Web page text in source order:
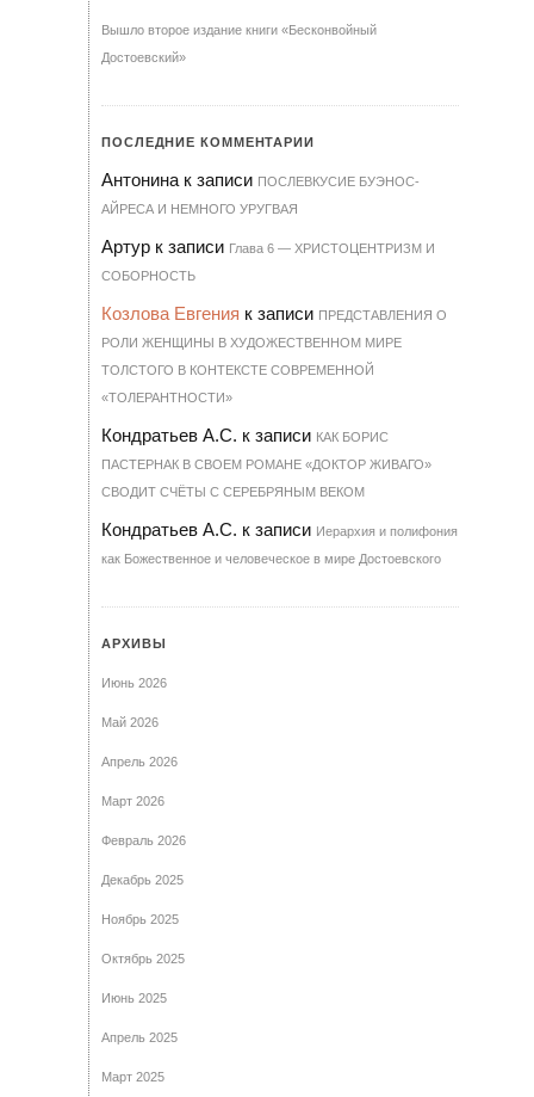
Вышло второе издание книги «Бесконвойный
Достоевский»
ПОСЛЕДНИЕ КОММЕНТАРИИ
Антонинак записи ПОСЛЕВКУСИЕ БУЭНОС-
АЙРЕСА И НЕМНОГО УРУГВАЯ
Артур к записи Гла­ва 6 — ХРИ­С­ТО­ЦЕН­Т­РИЗМ И
СО­БОР­НОСТЬ
Козлова Евгения к записи ПРЕДСТАВЛЕНИЯ О
РОЛИ ЖЕНЩИНЫ В ХУДОЖЕСТВЕННОМ МИРЕ
ТОЛСТОГО В КОНТЕКСТЕ СОВРЕМЕННОЙ
«ТОЛЕРАНТНОСТИ»
Кондратьев А.С. к записи КАК БОРИС
ПАСТЕРНАК В СВОЕМ РОМАНЕ «ДОКТОР ЖИВАГО»
СВОДИТ СЧЁТЫ С СЕРЕБРЯНЫМ ВЕКОМ
Кондратьев А.С. к записи Иерархия и полифония
как Божественное и человеческое в мире Достоевского
АРХИВЫ
Июнь 2026
Май 2026
Апрель 2026
Март 2026
Февраль 2026
Декабрь 2025
Ноябрь 2025
Октябрь 2025
Июнь 2025
Апрель 2025
Март 2025